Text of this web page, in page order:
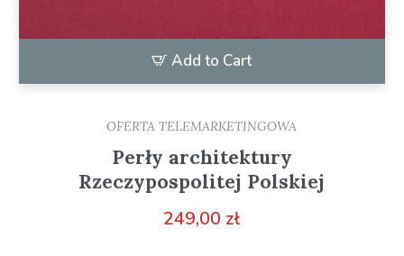
Add to Cart
OFERTA TELEMARKETINGOWA
Perły architektury
Rzeczypospolitej Polskiej
249,00 zł